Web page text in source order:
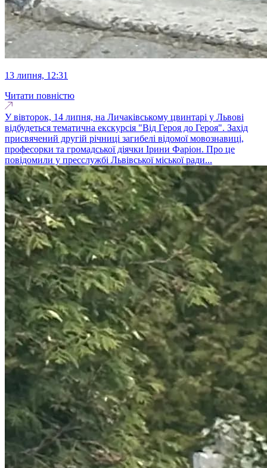
13 липня, 12:31
Читати повністю
У вівторок, 14 липня, на Личаківському цвинтарі у Львові
відбудеться тематична екскурсія "Від Героя до Героя". Захід
присвячений другій річниці загибелі відомої мовознавиці,
професорки та громадської діячки Ірини Фаріон. Про це
повідомили у пресслужбі Львівської міської ради...